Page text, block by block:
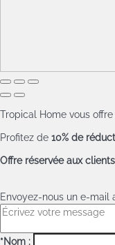
Tropical Home vous
Profitez de 10% de
Offre réservée aux
Envoyez-nous un e-mail
*Nom :